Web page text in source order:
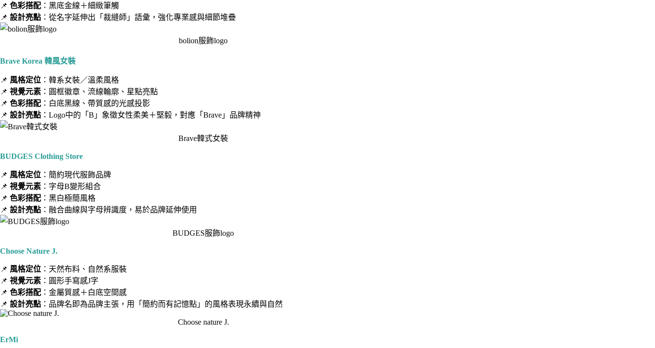
📌 色彩搭配 ：黑底金線＋細緻筆觸
📌 設計亮點 ：從名字延伸出「裁縫師」語彙，強化專業感與細節堆疊
bolion服飾logo
Brave Korea 韓風女裝
📌 風格定位 ：韓系女裝／溫柔風格
📌 視覺元素 ：圓框徽章、流線輪廓、星點亮點
📌 色彩搭配 ：白底黑線、帶質感的光感投影
📌 設計亮點 ：Logo中的「B」象徵女性柔美＋堅毅，對應「Brave」品牌精神
Brave韓式女裝
BUDGES Clothing Store
📌 風格定位 ：簡約現代服飾品牌
📌 視覺元素 ：字母B變形組合
📌 色彩搭配 ：黑白極簡風格
📌 設計亮點 ：融合曲線與字母辨識度，易於品牌延伸使用
BUDGES服飾logo
Choose Nature J.
📌 風格定位 ：天然布料、自然系服裝
📌 視覺元素 ：圓形手寫感J字
📌 色彩搭配 ：金屬質感＋白底空間感
📌 設計亮點 ：品牌名即為品牌主張，用「簡約而有記憶點」的風格表現永續與自然
Choose nature J.
ErMi